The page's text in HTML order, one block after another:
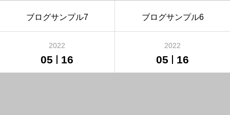
ブログサンプル7 ブログサンプル6
2022
05 16
2022
05 16